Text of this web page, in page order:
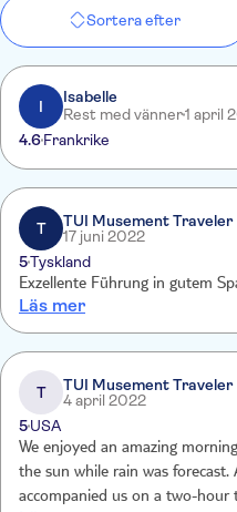
Sortera efter
I
Isabelle
Rest med vänner1 april
4.6Frankrike
T
TUI Musement Traveler
17 juni 2022
5Tyskland
Exzellente Führung in gutem
Läs mer
T
TUI Musement Traveler
4 april 2022
5USA
We enjoyed an amazing
the sun while rain was
accompanied us on a two-